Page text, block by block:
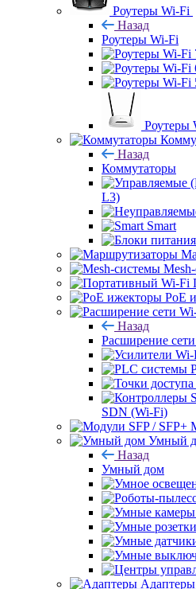
Роутеры Wi-Fi
Назад
Роутеры Wi-Fi
Роутеры
Назад
Коммутаторы
L3)
Smart
PoE
Назад
Расширение
SDN (Wi-Fi)
Умный
Назад
Умный дом
Адаптеры